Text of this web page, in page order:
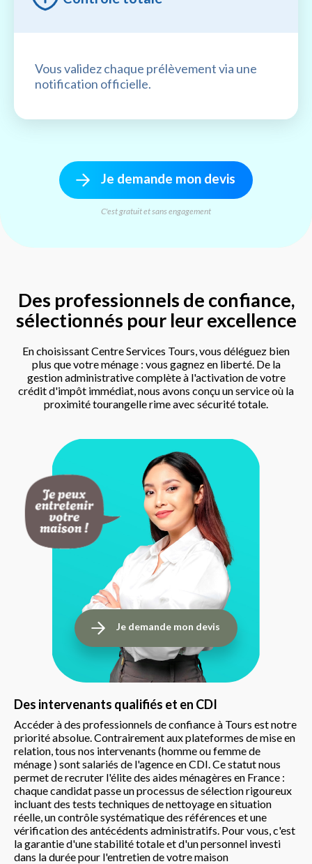
Vous validez chaque prélèvement via une
notification officielle.
Je demande mon devis
C'est gratuit et sans engagement
Des professionnels de confiance,
sélectionnés pour leur excellence
En choisissant Centre Services Tours, vous déléguez bien
plus que votre ménage : vous gagnez en liberté. De la
gestion administrative complète à l'activation de votre
crédit d'impôt immédiat, nous avons conçu un service où la
proximité tourangelle rime avec sécurité totale.
Je demande mon devis
Des intervenants qualifiés et en CDI
Accéder à des professionnels de confiance à Tours est notre
priorité absolue. Contrairement aux plateformes de mise en
relation, tous nos intervenants (homme ou femme de
ménage ) sont salariés de l'agence en CDI. Ce statut nous
permet de recruter l'élite des aides ménagères en France :
chaque candidat passe un processus de sélection rigoureux
incluant des tests techniques de nettoyage en situation
réelle, un contrôle systématique des références et une
vérification des antécédents administratifs. Pour vous, c'est
la garantie d'une stabilité totale et d'un personnel investi
dans la durée pour l'entretien de votre maison